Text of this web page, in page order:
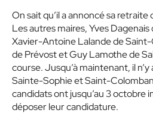
On sait qu’il a annoncé sa
Les autres maires, Yves
Xavier-Antoine Lalande de
de Prévost et Guy Lamothe de
course. Jusqu’à maintenant, il n’y
Sainte-Sophie et Saint-
candidats ont jusqu’au 3 octobre
déposer leur candidature.